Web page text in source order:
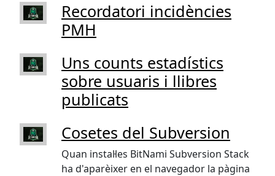
Recordatori incidències
PMH
Uns counts estadístics
sobre usuaris i llibres
publicats
Cosetes del Subversion
Quan instal·les BitNami Subversion Stack
ha d'aparèixer en el navegador la pàgina